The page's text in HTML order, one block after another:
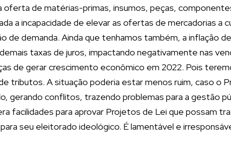
de matérias-primas, insumos, peças,
a incapacidade de elevar as ofertas de mercadorias
de demanda. Ainda que tenhamos também, a inflação
taxas de juros, impactando negativamente nas
de gerar crescimento econômico em 2022. Pois
tributos. A situação poderia estar menos ruim, caso o
gerando conflitos, trazendo problemas para a gestão
facilidades para aprovar Projetos de Lei que possam
seu eleitorado ideológico. É lamentável e